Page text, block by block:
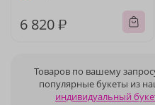
6 820 ₽
Товаров по вашему
популярные букеты из
индивидуальный